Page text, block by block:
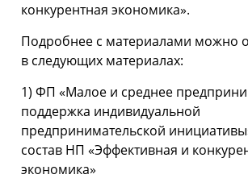
конкурентная экономика».
Подробнее с материалами можно
в следующих материалах:
1) ФП «Малое и среднее
поддержка индивидуальной
предпринимательской
состав НП «Эффективная и
экономика»